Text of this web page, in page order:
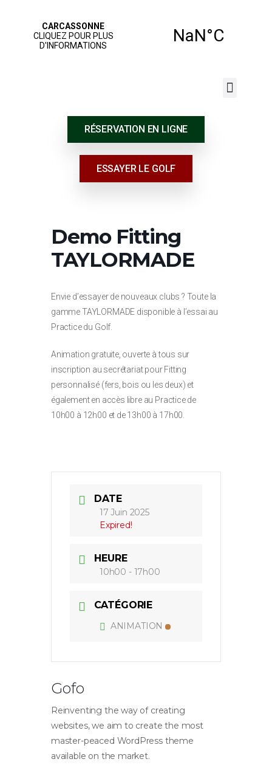
RÉSERVATION EN LIGNE
ESSAYER LE GOLF
Demo Fitting
TAYLORMADE
Envie d’essayer de nouveaux clubs ? Toute la
gamme TAYLORMADE disponible à l’essai au
Practice du Golf.
Animation gratuite, ouverte à tous sur
inscription au secrétariat pour Fitting
personnalisé (fers, bois ou les deux) et
également en accès libre au Practice de
10h00 à 12h00 et de 13h00 à 17h00.
DATE
17 Juin 2025
Expired!
HEURE
10h00 - 17h00
CATÉGORIE
ANIMATION
Gofo
Reinventing the way of creating
websites, we aim to create the most
master-peaced WordPress theme
available on the market.